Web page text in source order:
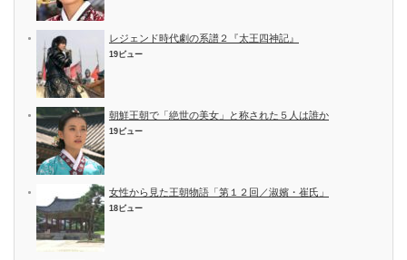
レジェンド時代劇の系譜２『太王四神記』
19ビュー
朝鮮王朝で「絶世の美女」と称された５人は誰か
19ビュー
女性から見た王朝物語「第１２回／淑嬪・崔氏」
18ビュー